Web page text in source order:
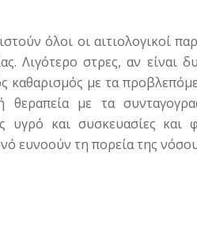
όλοι οι αιτιολογικοί
Λιγότερο στρες, αν
καθαρισμός με τα
θεραπεία με τα
υγρό και συσκευασίες
ευνοούν τη πορεία της